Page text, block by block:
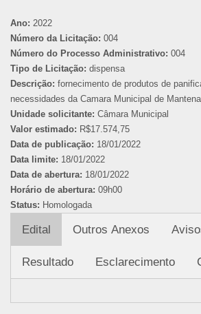
Ano: 2022
Número da Licitação: 004
Número do Processo Administrativo: 004
Tipo de Licitação: dispensa
Descrição: fornecimento de produtos de
necessidades da Camara Municipal de
Unidade solicitante: Câmara Municipal
Valor estimado: R$17.574,75
Data de publicação: 18/01/2022
Data limite: 18/01/2022
Data de abertura: 18/01/2022
Horário de abertura: 09h00
Status: Homologada
Edital Outros Anexos
Resultado Esclarecimento